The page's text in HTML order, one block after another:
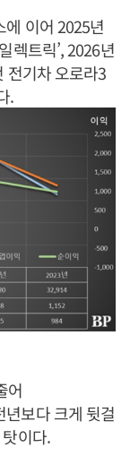
이어 2025년
렉트릭’, 2026년
전기차 오로라3
.
어
보다 크게 뒷걸
이다.